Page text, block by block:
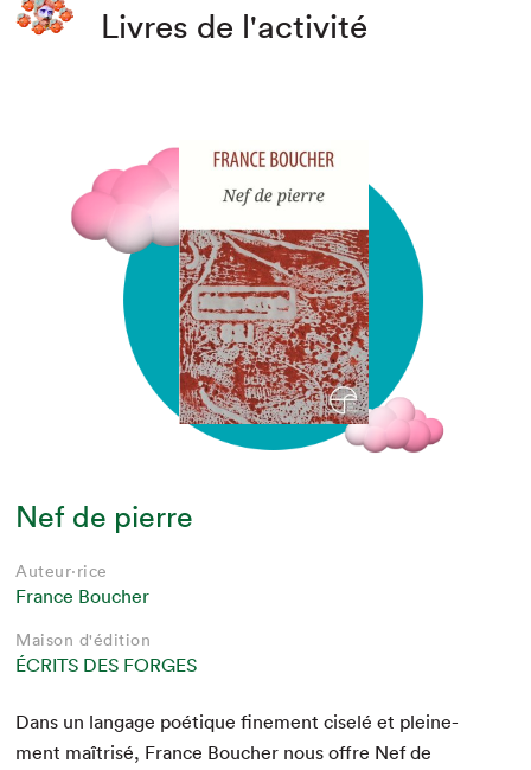
Livres de l'activité
Nef de pierre
Auteur·rice
France Boucher
Maison d'édition
ÉCRITS DES FORGES
Dans un lan­gage poé­tique fine­ment ciselé et pleine­
ment maîtrisé, France Bouch­er nous offre Nef de